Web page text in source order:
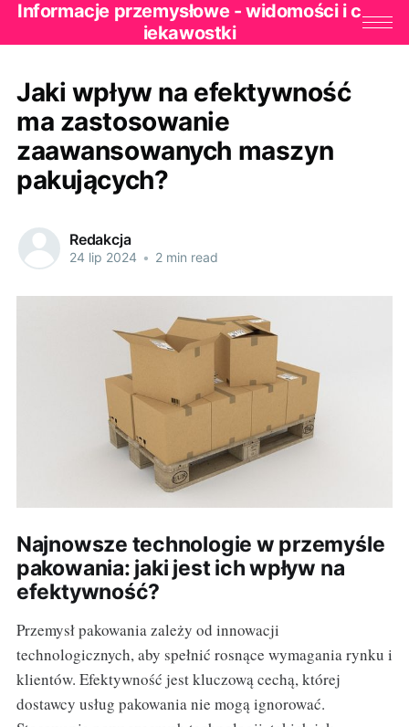
Informacje przemysłowe - widomości i c
iekawostki
Jaki wpływ na efektywność
ma zastosowanie
zaawansowanych maszyn
pakujących?
Redakcja
24 lip 2024 • 2 min read
Najnowsze technologie w przemyśle
pakowania: jaki jest ich wpływ na
efektywność?
Przemysł pakowania zależy od innowacji
technologicznych, aby spełnić rosnące wymagania rynku i
klientów. Efektywność jest kluczową cechą, której
dostawcy usług pakowania nie mogą ignorować.